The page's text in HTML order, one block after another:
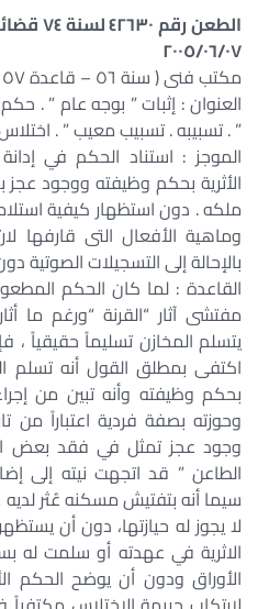
الطعن
٢٠٠٥/٠٦/٠٧
مكتب فنى ( سنة ٥٦ – قاعدة ٥٧ – صفحة ٣٥٠ )
العنوان : إثبات ” بوجه عام ” .
” . تسبيبه . تسبيب معيب ” .
الموجز : استناد الحكم في
الأثرية بحكم وظيفته ووجود عجز
ملكه . دون استظهار كيفية
وماهية الأفعال التى قارفها
بالإحالة إلى التسجيلات الصوتية
القاعدة : لما كان الحكم
مفتشى آثار “القرنة “ورغم ما
يتسلم المخازن تسليماً حقيقياً
اكتفى بمطلق القول أنه تسلم
بحكم وظيفته وأنه تبين من
وجود عجز تمثل في فقد بعض
الطاعن ” قد اتجهت نيته إلى
سيما أنه بتفتيش مسكنه عُثر
لا يجوز له حيازتها، دون أن
الاثرية في عهدته أو سلمت
الأوراق ودون أن يوضح الحكم